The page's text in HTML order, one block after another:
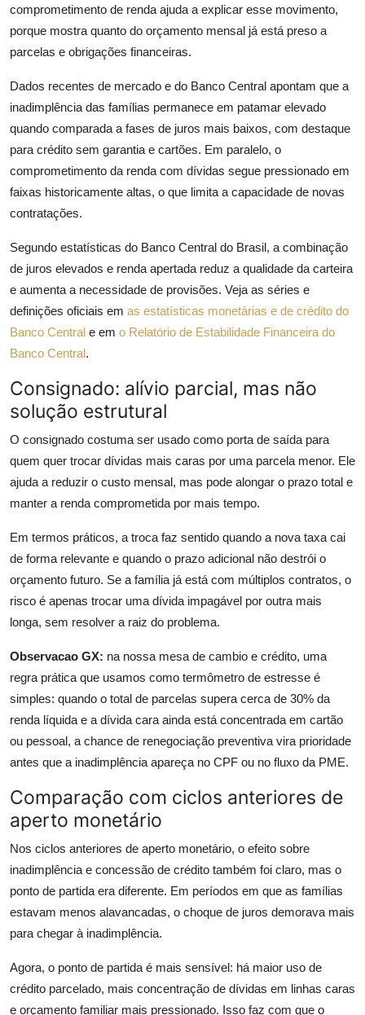
comprometimento de renda ajuda a explicar esse movimento,
porque mostra quanto do orçamento mensal já está preso a
parcelas e obrigações financeiras.
Dados recentes de mercado e do Banco Central apontam que a
inadimplência das famílias permanece em patamar elevado
quando comparada a fases de juros mais baixos, com destaque
para crédito sem garantia e cartões. Em paralelo, o
comprometimento da renda com dívidas segue pressionado em
faixas historicamente altas, o que limita a capacidade de novas
contratações.
Segundo estatísticas do Banco Central do Brasil, a combinação
de juros elevados e renda apertada reduz a qualidade da carteira
e aumenta a necessidade de provisões. Veja as séries e
definições oficiais em as estatísticas monetárias e de crédito do
Banco Central e em o Relatório de Estabilidade Financeira do
Banco Central.
Consignado: alívio parcial, mas não
solução estrutural
O consignado costuma ser usado como porta de saída para
quem quer trocar dívidas mais caras por uma parcela menor. Ele
ajuda a reduzir o custo mensal, mas pode alongar o prazo total e
manter a renda comprometida por mais tempo.
Em termos práticos, a troca faz sentido quando a nova taxa cai
de forma relevante e quando o prazo adicional não destrói o
orçamento futuro. Se a família já está com múltiplos contratos, o
risco é apenas trocar uma dívida impagável por outra mais
longa, sem resolver a raiz do problema.
Observacao GX: na nossa mesa de cambio e crédito, uma
regra prática que usamos como termômetro de estresse é
simples: quando o total de parcelas supera cerca de 30% da
renda líquida e a dívida cara ainda está concentrada em cartão
ou pessoal, a chance de renegociação preventiva vira prioridade
antes que a inadimplência apareça no CPF ou no fluxo da PME.
Comparação com ciclos anteriores de
aperto monetário
Nos ciclos anteriores de aperto monetário, o efeito sobre
inadimplência e concessão de crédito também foi claro, mas o
ponto de partida era diferente. Em períodos em que as famílias
estavam menos alavancadas, o choque de juros demorava mais
para chegar à inadimplência.
Agora, o ponto de partida é mais sensível: há maior uso de
crédito parcelado, mais concentração de dívidas em linhas caras
e orçamento familiar mais pressionado. Isso faz com que o